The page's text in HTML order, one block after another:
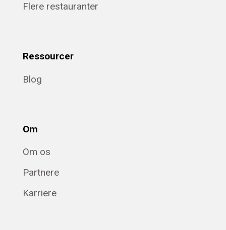
Flere restauranter
Ressourcer
Blog
Om
Om os
Partnere
Karriere